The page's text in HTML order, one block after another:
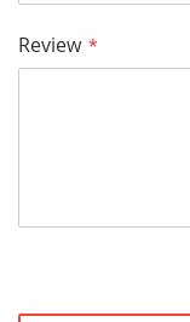
Review